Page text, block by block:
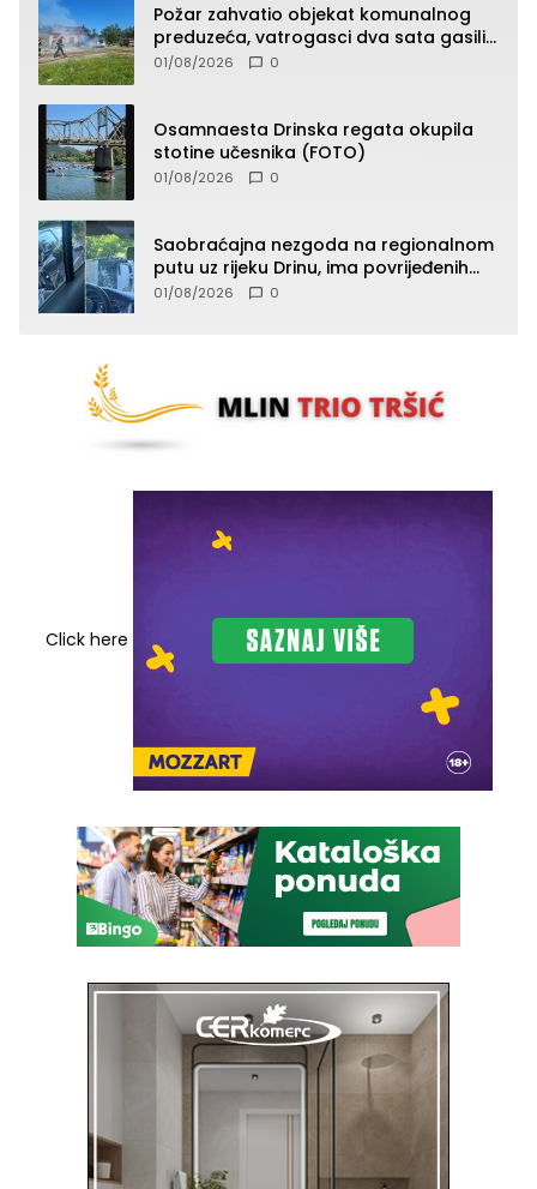
Požar zahvatio objekat komunalnog
preduzeća, vatrogasci dva sata gasili
vatru (FOTO)
01/08/2026 0
Osamnaesta Drinska regata okupila
stotine učesnika (FOTO)
01/08/2026 0
Saobraćajna nezgoda na regionalnom
putu uz rijeku Drinu, ima povrijeđenih
lica (FOTO)
01/08/2026 0
Click here